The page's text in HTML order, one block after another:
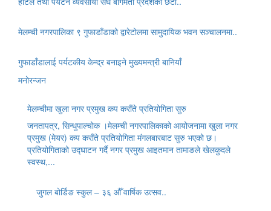
मेलम्ची नगरपालिका ९ गुफाडाँडाको द्वारेटोलमा सामुदायिक भवन सञ्चालनमा..
गुफाडाँडालाई पर्यटकीय केन्द्र बनाइने मुख्यमन्त्री बानियाँ
मनोरन्जन
मेलम्चीमा खुला नगर प्रमुख कप कराँते प्रतियोगिता सुरु
जनतापत्र, सिन्धुपाल्चोक ।मेलम्ची नगरपालिकाको आयोजनामा खुला नगर
प्रमुख (मेयर) कप कराँते प्रतियोगिता मंगलबारबाट सुरु भएको छ।
प्रतियोगिताको उद्घाटन गर्दै नगर प्रमुख आइतमान तामाङले खेलकुदले
स्वस्थ,...
जुगल बोर्डिङ स्कुल – ३६ औँ वार्षिक उत्सव..